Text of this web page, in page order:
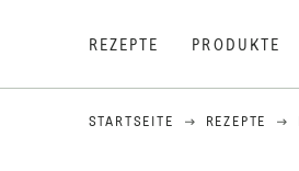
REZEPTE PRODUKTE
STARTSEITE REZEPTE